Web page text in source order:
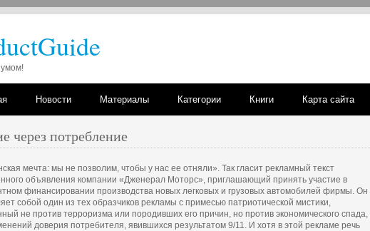
умом!
Новости Материалы Категории Книги Карта сайта
через потребление
мечта: мы не позволим, чтобы у нас ее отняли». Так гласит рекламный текст
объявления компании «Дженерал Моторс», приглашающий принять участие в
финансировании производства новых легковых и грузовых автомобилей фирмы. Он
собой один из тех образчиков рекламы с примесью патриотической мистики,
не против терроризма или породивших его причин, но против экономического спада,
доверия потребителя, явившихся результатом 9/11. И хотя в этой рекламе речь